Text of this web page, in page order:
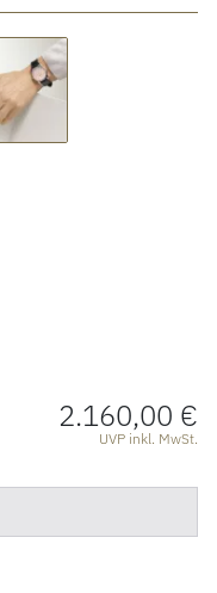
2.160,00 €
UVP inkl. MwSt.